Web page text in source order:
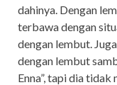
dahinya. Dengan
terbawa dengan
dengan lembut.
dengan lembut
Enna”, tapi dia